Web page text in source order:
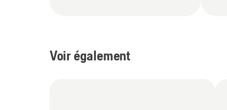
Voir également